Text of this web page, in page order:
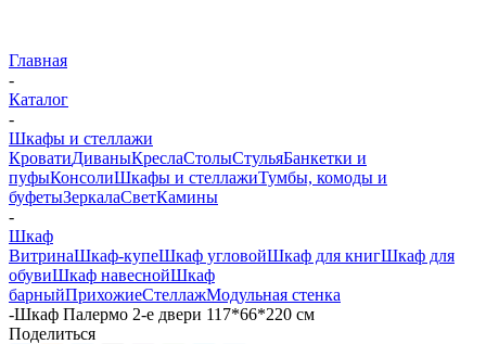
Главная
-
Каталог
-
Шкафы и стеллажи
КроватиДиваныКреслаСтолыСтульяБанкетки и
пуфыКонсолиШкафы и стеллажиТумбы, комоды и
буфетыЗеркалаСветКамины
-
Шкаф
ВитринаШкаф-купеШкаф угловойШкаф для книгШкаф для
обувиШкаф навеснойШкаф
барныйПрихожиеСтеллажМодульная стенка
-Шкаф Палермо 2-е двери 117*66*220 см
Поделиться